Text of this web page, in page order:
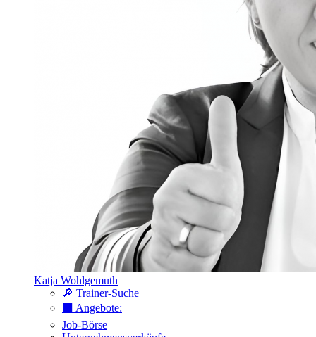
Katja Wohlgemuth
🔎 Trainer-Suche
⬛️ Angebote:
Job-Börse